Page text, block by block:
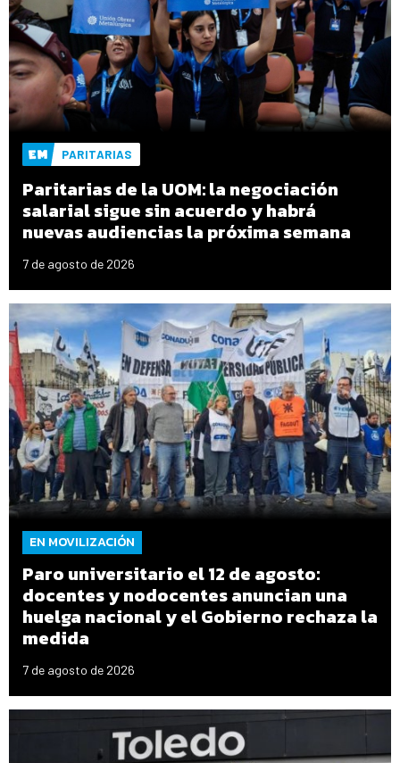
PARITARIAS
Paritarias de la UOM: la negociación
salarial sigue sin acuerdo y habrá
nuevas audiencias la próxima semana
7 de agosto de 2026
EN MOVILIZACIÓN
Paro universitario el 12 de agosto:
docentes y nodocentes anuncian una
huelga nacional y el Gobierno rechaza la
medida
7 de agosto de 2026